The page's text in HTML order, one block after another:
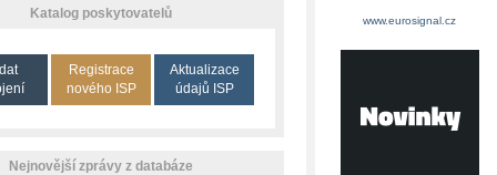
Katalog poskytovatelů
Registrace
nového ISP
Aktualizace
údajů ISP
Nejnovější zprávy z databáze
www.eurosignal.cz